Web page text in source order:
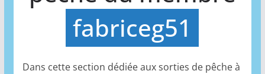
fabriceg51
Dans cette section dédiée aux sorties de pêche à